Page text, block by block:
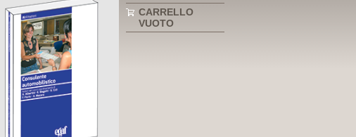
CARRELLO
VUOTO